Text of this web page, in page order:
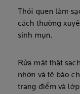
Thói quen làm
cách thường
sinh mụn.
Rửa mặt thật
nhờn và tế bào
trang điểm và